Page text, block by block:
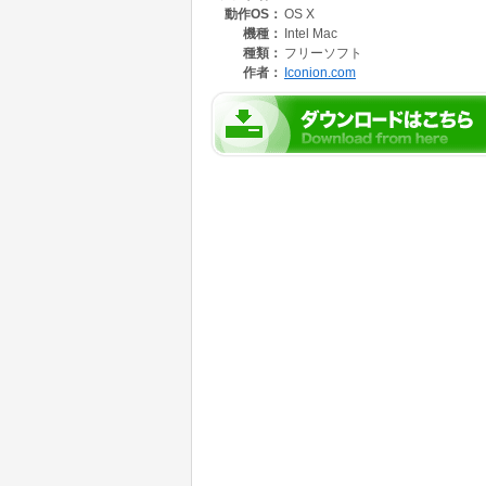
で、利用しないアイコンは、右上の「×」をク
次に、右ペインの「Add Style」セクションで
りつぶし円、四角形、塗りつぶし四角形、
「Add Style」セクションの下方では、詳細な
のON/OFF、影の色/横・縦方向の位置、ぼか
します。
動作OS： OS X
機種：
Intel Mac
種類： フリーソフト
作者： Iconion.com